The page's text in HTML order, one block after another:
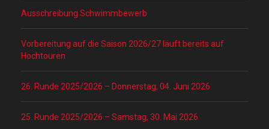
Ausschreibung Schwimmbewerb
Vorbereitung auf die Saison 2026/27 läuft bereits auf
Hochtouren
26. Runde 2025/2026 – Donnerstag, 04. Juni 2026
25. Runde 2025/2026 – Samstag, 30. Mai 2026